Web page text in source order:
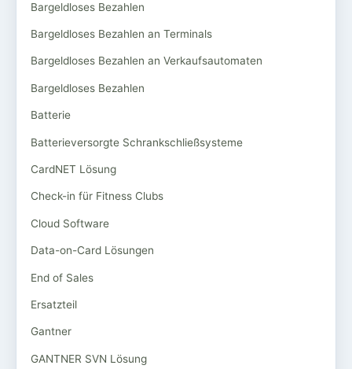
Bargeldloses Bezahlen
Bargeldloses Bezahlen an Terminals
Bargeldloses Bezahlen an Verkaufsautomaten
Bargeldloses Bezahlen
Batterie
Batterieversorgte Schrankschließsysteme
CardNET Lösung
Check-in für Fitness Clubs
Cloud Software
Data-on-Card Lösungen
End of Sales
Ersatzteil
Gantner
GANTNER SVN Lösung